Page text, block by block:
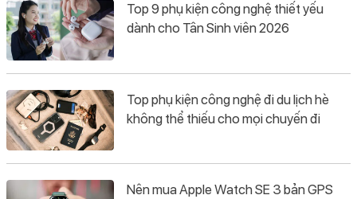
Top 9 phụ kiện công nghệ thiết yếu
dành cho Tân Sinh viên 2026
Top phụ kiện công nghệ đi du lịch hè
không thể thiếu cho mọi chuyến đi
Nên mua Apple Watch SE 3 bản GPS